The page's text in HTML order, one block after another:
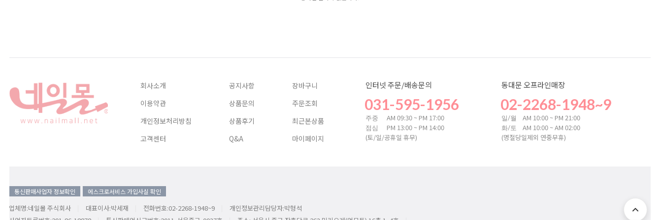
회사소개
이용약관
개인정보처리방침
고객센터
공지사항
상품문의
상품후기
Q&A
장바구니
주문조회
최근본상품
마이페이지
인터넷 주문/배송문의
031-595-1956
주중 AM 09:30 ~ PM 17:00
점심
PM 13:00 ~ PM 14:00
(토/일/공휴일 휴무)
동대문 오프라인매장
02-2268-1948~9
일/월 AM 10:00 ~ PM 21:00
화/토
AM 10:00 ~ AM 02:00
(명절당일제외 연중무휴)
통신판매사업자 정보확인 에스크로서비스 가입사실 확인
업체명:네일몰 주식회사 대표이사:박세재 전화번호:02-2268-1948~9
개인정보관리담당자:박형석